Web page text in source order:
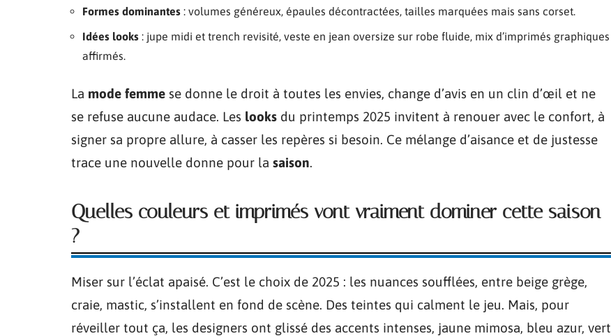
Formes dominantes : volumes généreux, épaules décontractées, tailles marquées mais sans corset.
Idées looks : jupe midi et trench revisité, veste en jean oversize sur robe fluide, mix d’imprimés graphiques
affirmés.
La mode femme se donne le droit à toutes les envies, change d’avis en un clin d’œil et ne
se refuse aucune audace. Les looks du printemps 2025 invitent à renouer avec le confort, à
signer sa propre allure, à casser les repères si besoin. Ce mélange d’aisance et de justesse
trace une nouvelle donne pour la saison.
Quelles couleurs et imprimés vont vraiment dominer cette saison
?
Miser sur l’éclat apaisé. C’est le choix de 2025 : les nuances soufflées, entre beige grège,
craie, mastic, s’installent en fond de scène. Des teintes qui calment le jeu. Mais, pour
réveiller tout ça, les designers ont glissé des accents intenses, jaune mimosa, bleu azur, vert